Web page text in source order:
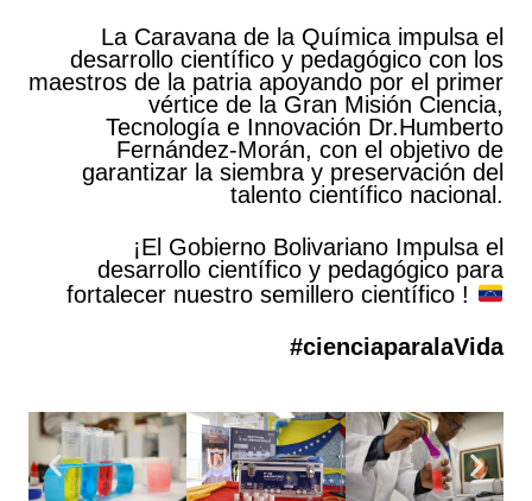
La Caravana de la Química impulsa el
desarrollo científico y pedagógico con los
maestros de la patria apoyando por el primer
vértice de la Gran Misión Ciencia,
Tecnología e Innovación Dr.Humberto
Fernández-Morán, con el objetivo de
garantizar la siembra y preservación del
talento científico nacional.
¡El Gobierno Bolivariano Impulsa el
desarrollo científico y pedagógico para
fortalecer nuestro semillero científico !
#cienciaparalaVida